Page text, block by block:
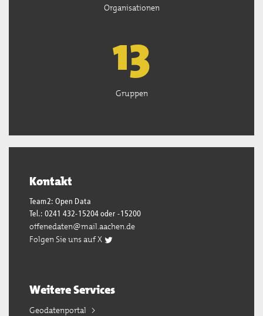
Organisationen
13
Gruppen
Kontakt
Team2: Open Data
Tel.: 0241 432-15204 oder -15200
offenedaten@mail.aachen.de
Folgen Sie uns auf X
Weitere Services
Geodatenportal